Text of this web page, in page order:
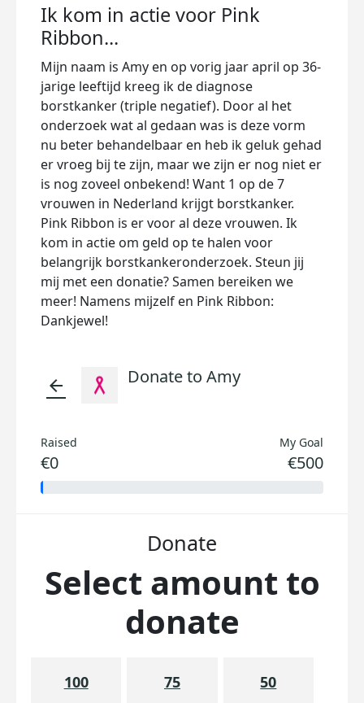
Ik kom in actie voor Pink
Ribbon...
Mijn naam is Amy en op vorig jaar april op 36-
jarige leeftijd kreeg ik de diagnose
borstkanker (triple negatief). Door al het
onderzoek wat al gedaan was is deze vorm
nu beter behandelbaar en heb ik geluk gehad
er vroeg bij te zijn, maar we zijn er nog niet er
is nog zoveel onbekend! Want 1 op de 7
vrouwen in Nederland krijgt borstkanker.
Pink Ribbon is er voor al deze vrouwen. Ik
kom in actie om geld op te halen voor
belangrijk borstkankeronderzoek. Steun jij
mij met een donatie? Samen bereiken we
meer! Namens mijzelf en Pink Ribbon:
Dankjewel!
arrow_back Donate to Amy
Raised
€0
My Goal
€500
Donate
Select amount to
donate
100 75 50